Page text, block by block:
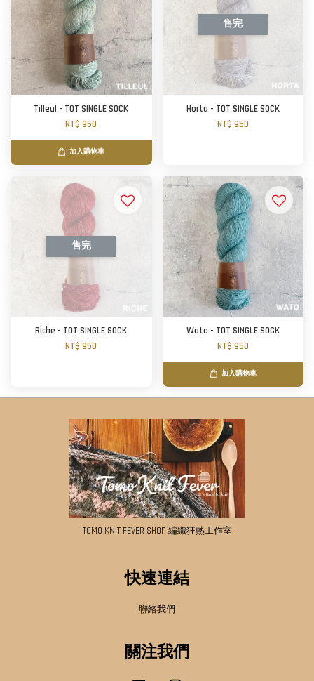
Tilleul - TOT SINGLE SOCK
NT$ 950
加入購物車
售完
Horta - TOT SINGLE SOCK
NT$ 950
售完
Riche - TOT SINGLE SOCK
NT$ 950
Wato - TOT SINGLE SOCK
NT$ 950
加入購物車
TOMO KNIT FEVER SHOP 編織狂熱工作室
快速連結
聯絡我們
關注我們